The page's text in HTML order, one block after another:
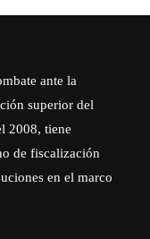
ante la
superior del
2008, tiene
de fiscalización
en el marco